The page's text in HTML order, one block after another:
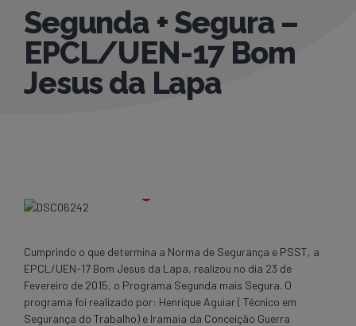
Segunda + Segura –
EPCL/UEN-17 Bom
Jesus da Lapa
Cumprindo o que determina a Norma de Segurança e PSST, a
EPCL/UEN-17 Bom Jesus da Lapa, realizou no dia 23 de
Fevereiro de 2015, o Programa Segunda mais Segura. O
programa foi realizado por: Henrique Aguiar ( Técnico em
Segurança do Trabalho) e Iramaia da Conceição Guerra